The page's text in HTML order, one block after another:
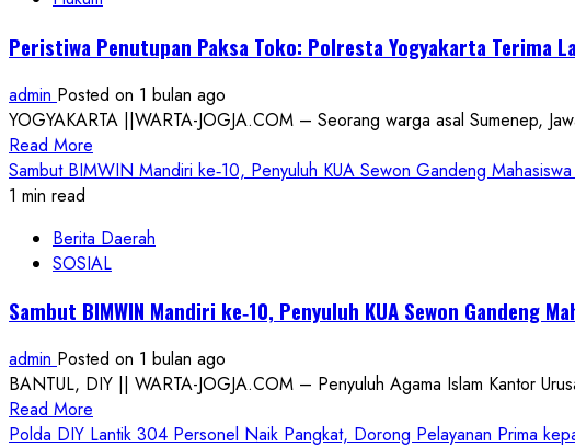
Sorot
Dinasti
Politik,
Kerugian
Negara,
dan
Tanah
Adat
Peristiwa Penutupan Paksa Toko: Polresta Yogyakarta Terima
admin Posted on 1 bulan ago
YOGYAKARTA ||WARTA-JOGJA.COM – Seorang warga asal Sumenep,
Read More
more
Penutupan
Paksa
Polresta
Yogyakarta
Terima
Laporan
Dugaan
Sambut BIMWIN Mandiri ke‑10, Penyuluh KUA Sewon Gandeng
1 min read
Berita Daerah
SOSIAL
Sambut BIMWIN Mandiri ke‑10, Penyuluh KUA Sewon Gandeng
admin Posted on 1 bulan ago
BANTUL, DIY || WARTA-JOGJA.COM – Penyuluh Agama Islam Kantor
Read More
more
Polda DIY Lantik 304 Personel Naik Pangkat, Dorong Pelayanan Prima